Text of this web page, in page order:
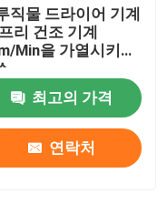
직물 드라이어 기계
리 건조 기계
Min을 가열시키는
최고의 가격
연락처